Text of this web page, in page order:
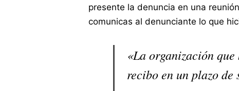
presente la denuncia en una
comunicas al denunciante lo que
«La organización
recibo en un plazo